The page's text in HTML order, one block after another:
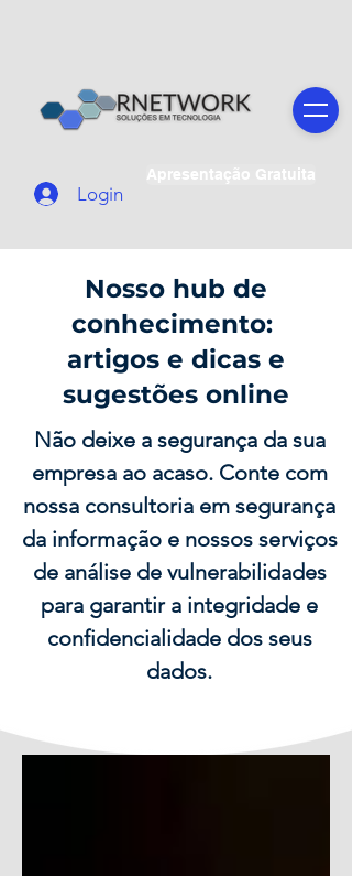
Login
Apresentação Gratuita
Nosso hub de
conhecimento:
artigos e dicas e
sugestões online
Não deixe a segurança da sua
empresa ao acaso. Conte com
nossa consultoria em segurança
da informação e nossos serviços
de análise de vulnerabilidades
para garantir a integridade e
confidencialidade dos seus
dados.